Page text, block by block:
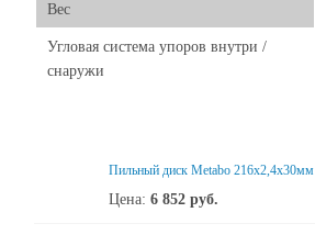
Вес
Угловая система упоров внутри /
снаружи
Пильный диск Metabo
Цена: 6 852 руб.